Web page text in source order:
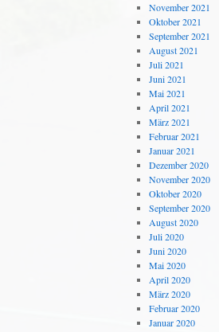
November 2021
Oktober 2021
September 2021
August 2021
Juli 2021
Juni 2021
Mai 2021
April 2021
März 2021
Februar 2021
Januar 2021
Dezember 2020
November 2020
Oktober 2020
September 2020
August 2020
Juli 2020
Juni 2020
Mai 2020
April 2020
März 2020
Februar 2020
Januar 2020